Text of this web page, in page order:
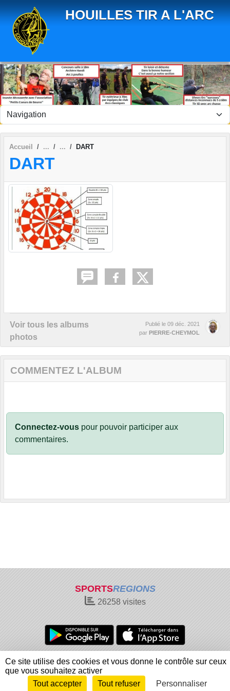
HOUILLES TIR A L'ARC
Accueil DART
DART
Voir tous les albums
photos
Publié le 09 déc. 2021
par PIERRE-CHEYMOL
COMMENTEZ L'ALBUM
Connectez-vous pour pouvoir participer aux
commentaires.
SPORTSREGIONS
26258visites
Charte cookies
Gestion des cookies
Informations légales
Signaler un contenu inapproprié
Envie de participer ?
Connexion
Panneau de gestion des cookies
Ce site utilise des cookies et vous donne le contrôle sur ceux
que vous souhaitez activer
Tout accepter
Tout refuser Personnaliser